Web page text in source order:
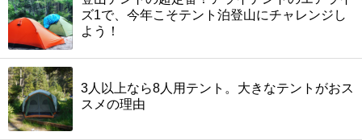
ズ1で、今年こそテント泊登山にチャレンジし
よう！
3人以上なら8人用テント。大きなテントがおス
スメの理由